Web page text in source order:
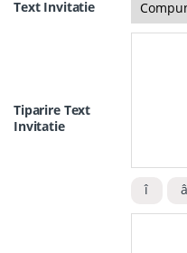
Text Invitatie
Tiparire Text
Invitatie